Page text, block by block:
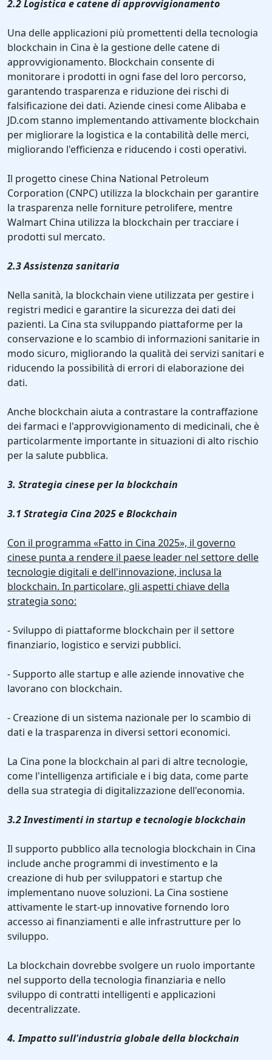
2.2 Logistica e catene di approvvigionamento
Una delle applicazioni più promettenti della tecnologia
blockchain in Cina è la gestione delle catene di
approvvigionamento. Blockchain consente di
monitorare i prodotti in ogni fase del loro percorso,
garantendo trasparenza e riduzione dei rischi di
falsificazione dei dati. Aziende cinesi come Alibaba e
JD.com stanno implementando attivamente blockchain
per migliorare la logistica e la contabilità delle merci,
migliorando l'efficienza e riducendo i costi operativi.
Il progetto cinese China National Petroleum
Corporation (CNPC) utilizza la blockchain per garantire
la trasparenza nelle forniture petrolifere, mentre
Walmart China utilizza la blockchain per tracciare i
prodotti sul mercato.
2.3 Assistenza sanitaria
Nella sanità, la blockchain viene utilizzata per gestire i
registri medici e garantire la sicurezza dei dati dei
pazienti. La Cina sta sviluppando piattaforme per la
conservazione e lo scambio di informazioni sanitarie in
modo sicuro, migliorando la qualità dei servizi sanitari e
riducendo la possibilità di errori di elaborazione dei
dati.
Anche blockchain aiuta a contrastare la contraffazione
dei farmaci e l'approvvigionamento di medicinali, che è
particolarmente importante in situazioni di alto rischio
per la salute pubblica.
3. Strategia cinese per la blockchain
3.1 Strategia Cina 2025 e Blockchain
Con il programma «Fatto in Cina 2025», il governo
cinese punta a rendere il paese leader nel settore delle
tecnologie digitali e dell'innovazione, inclusa la
blockchain. In particolare, gli aspetti chiave della
strategia sono:
- Sviluppo di piattaforme blockchain per il settore
finanziario, logistico e servizi pubblici.
- Supporto alle startup e alle aziende innovative che
lavorano con blockchain.
- Creazione di un sistema nazionale per lo scambio di
dati e la trasparenza in diversi settori economici.
La Cina pone la blockchain al pari di altre tecnologie,
come l'intelligenza artificiale e i big data, come parte
della sua strategia di digitalizzazione dell'economia.
3.2 Investimenti in startup e tecnologie blockchain
Il supporto pubblico alla tecnologia blockchain in Cina
include anche programmi di investimento e la
creazione di hub per sviluppatori e startup che
implementano nuove soluzioni. La Cina sostiene
attivamente le start-up innovative fornendo loro
accesso ai finanziamenti e alle infrastrutture per lo
sviluppo.
La blockchain dovrebbe svolgere un ruolo importante
nel supporto della tecnologia finanziaria e nello
sviluppo di contratti intelligenti e applicazioni
decentralizzate.
4. Impatto sull'industria globale della blockchain